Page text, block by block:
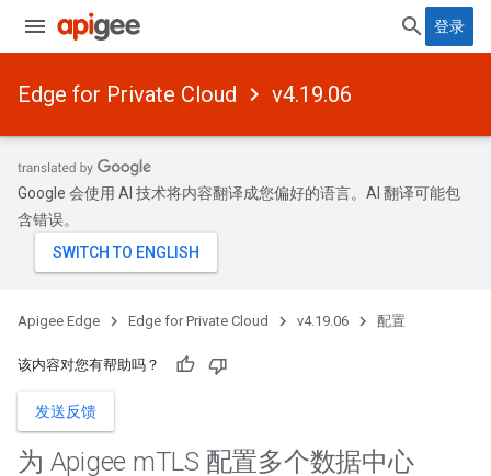
登录
Edge for Private Cloud v4.19.06
Google 会使用 AI 技术将内容翻译成您偏好的语言。AI 翻译可能包
含错误。
Apigee Edge Edge for Private Cloud v4.19.06 配置
该内容对您有帮助吗？
发送反馈
为 Apigee mTLS 配置多个数据中心